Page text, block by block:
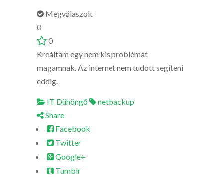
Megválaszolt
0
0
Kreáltam egy nem kis problémát
magamnak. Az internet nem tudott segíteni
eddig.
IT Dühöngő
netbackup
Share
Facebook
Twitter
Google+
Tumblr